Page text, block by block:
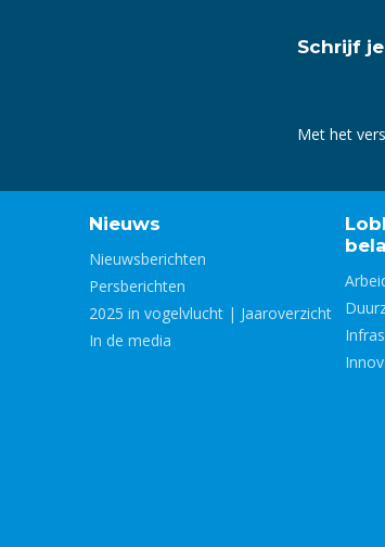
Schrijf
Met het
Nieuws
Nieuwsberichten
Persberichten
2025 in vogelvlucht | Jaaroverzicht
In de media